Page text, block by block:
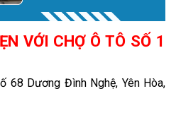
VỚI CHỢ Ô TÔ SỐ 1
68 Dương Đình Nghệ, Yên Hòa,